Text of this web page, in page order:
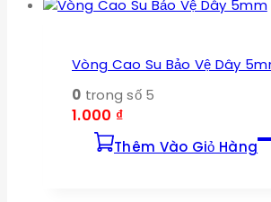
Vòng Cao Su Bảo Vệ Dây
0 trong số 5
1.000 ₫
Thêm Vào Giỏ Hàng